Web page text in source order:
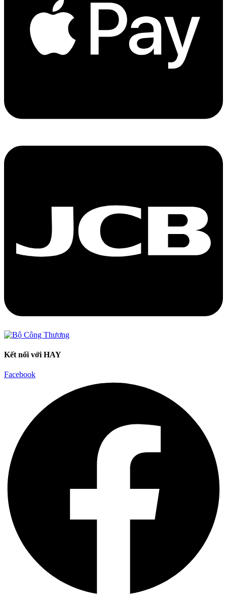
Kết nối với HAY
Facebook